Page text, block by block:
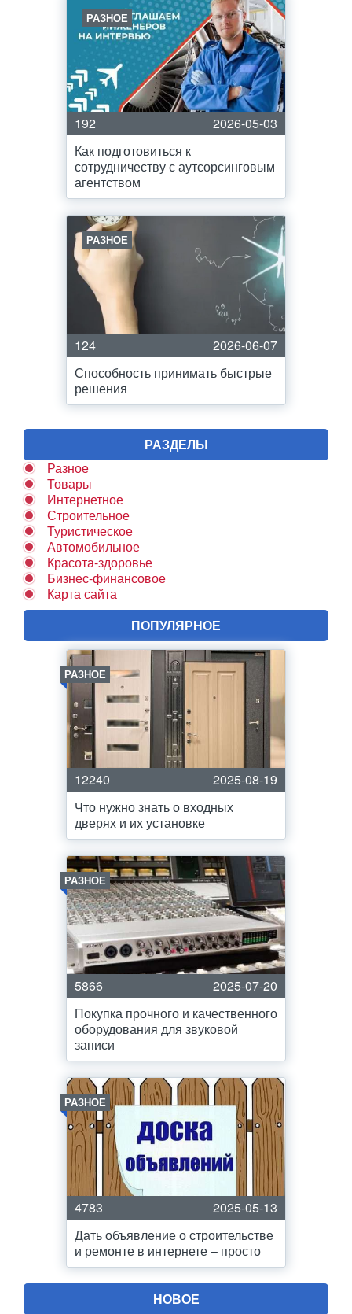
РАЗНОЕ
192
2026-05-03
Как подготовиться к
сотрудничеству с аутсорсинговым
агентством
РАЗНОЕ
124
2026-06-07
Способность принимать быстрые
решения
РАЗДЕЛЫ
Разное
Товары
Интернетное
Строительное
Туристическое
Автомобильное
Красота-здоровье
Бизнес-финансовое
Карта сайта
ПОПУЛЯРНОЕ
РАЗНОЕ
12240
2025-08-19
Что нужно знать о входных
дверях и их установке
РАЗНОЕ
5866
2025-07-20
Покупка прочного и качественного
оборудования для звуковой
записи
РАЗНОЕ
4783
2025-05-13
Дать объявление о строительстве
и ремонте в интернете – просто
НОВОЕ